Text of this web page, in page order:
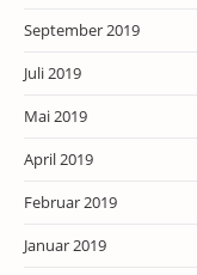
September 2019
Juli 2019
Mai 2019
April 2019
Februar 2019
Januar 2019